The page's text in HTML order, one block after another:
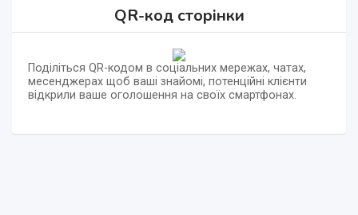
QR-код сторінки
Поділіться QR-кодом в соціальних мережах, чатах,
месенджерах щоб ваші знайомі, потенційні клієнти
відкрили ваше оголошення на своїх смартфонах.